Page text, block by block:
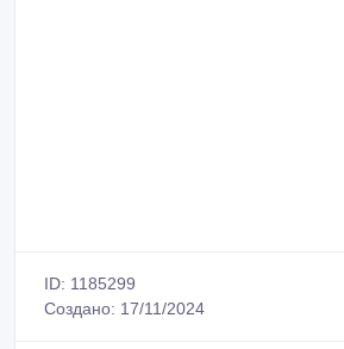
ID: 1185299
Создано: 17/11/2024